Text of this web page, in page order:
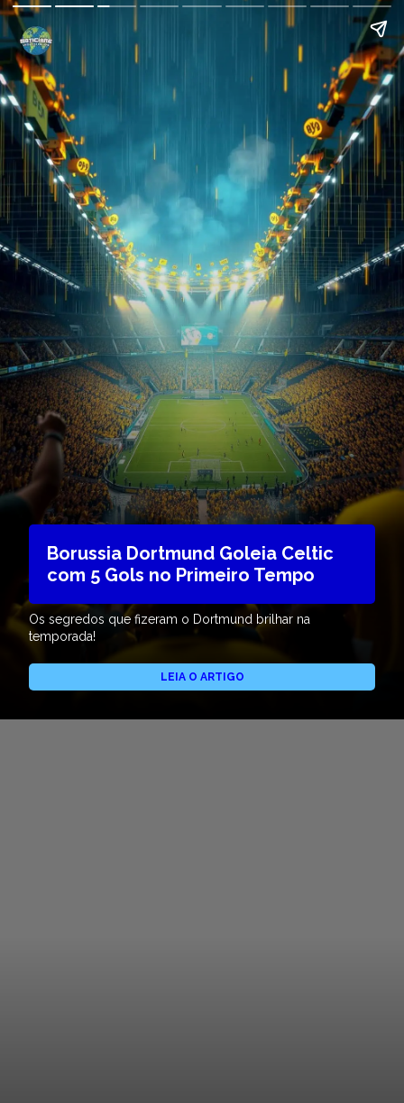
Borussia Dortmund Goleia Celtic
com 5 Gols no Primeiro Tempo
Os segredos que fizeram o Dortmund brilhar na
temporada!
LEIA O ARTIGO